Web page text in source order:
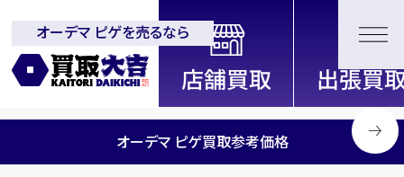
全国2000店舗以上展開中！
信頼と実績の買取専門店「買取大
吉」
オーデマ ピゲを売るなら
オーデマ ピゲ買取参考価格